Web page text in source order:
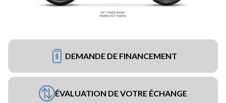
DEMANDE DE FINANCEMENT
ÉVALUATION DE VOTRE ÉCHANGE